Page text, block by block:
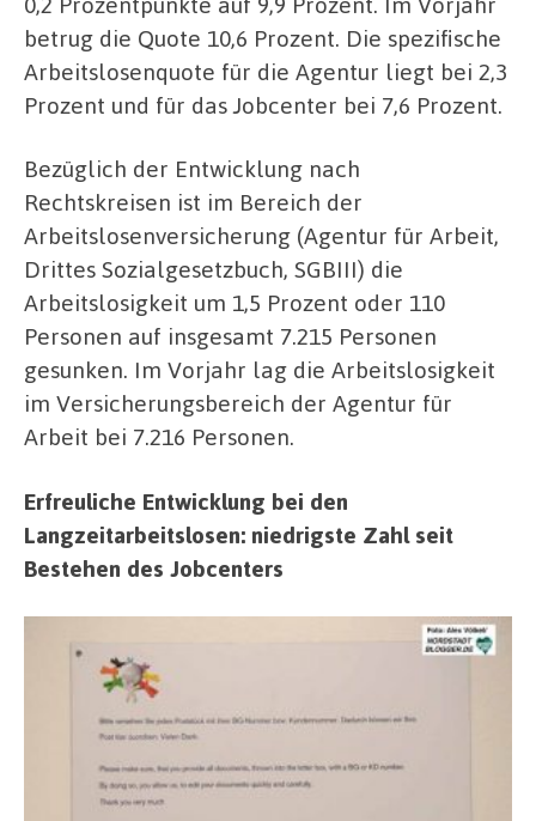
betrug die Quote 10,6 Prozent. Die spezifische
Arbeitslosenquote für die Agentur liegt bei 2,3
Prozent und für das Jobcenter bei 7,6 Prozent.
Bezüglich der Entwicklung nach
Rechtskreisen ist im Bereich der
Arbeitslosenversicherung (Agentur für Arbeit,
Drittes Sozialgesetzbuch, SGBIII) die
Arbeitslosigkeit um 1,5 Prozent oder 110
Personen auf insgesamt 7.215 Personen
gesunken. Im Vorjahr lag die Arbeitslosigkeit
im Versicherungsbereich der Agentur für
Arbeit bei 7.216 Personen.
Erfreuliche Entwicklung bei den
Langzeitarbeitslosen: niedrigste Zahl seit
Bestehen des Jobcenters